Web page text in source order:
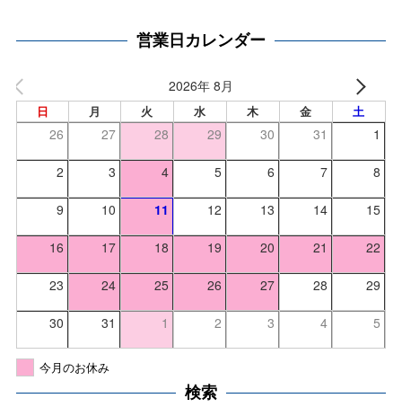
営業日カレンダー
2026年 8月
日 月 火 水 木 金 土
26 27 28 29 30 31 1
2 3 4 5 6 7 8
9 10 11 12 13 14 15
16 17 18 19 20 21 22
23 24 25 26 27 28 29
30 31 1 2 3 4 5
今月のお休み
検索